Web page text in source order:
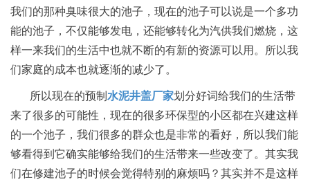
我们的那种臭味很大的池子，现在的池子可以说是一个多功
能的池子，不仅能够发电，还能够转化为汽供我们燃烧，这
样一来我们的生活中也就不断的有新的资源可以用。所以我
们家庭的成本也就逐渐的减少了。
所以现在的预制水泥井盖厂家划分好词给我们的生活带
来了很多的可能性，现在的很多环保型的小区都在兴建这样
的一个池子，我们很多的群众也是非常的看好，所以我们能
够看得到它确实能够给我们的生活带来一些改变了。其实我
们在修建池子的时候会觉得特别的麻烦吗？其实并不是这样